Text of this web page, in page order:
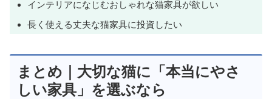
インテリアになじむおしゃれな猫家具が欲しい
長く使える丈夫な猫家具に投資したい
まとめ｜大切な猫に「本当にやさ
しい家具」を選ぶなら